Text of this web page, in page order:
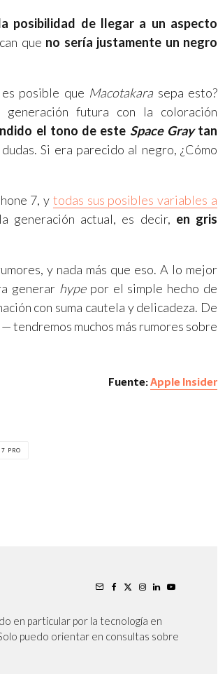
posibilidad de llegar a un aspecto
que no sería justamente un negro
posible que Macotakara sepa esto?
futura con la coloración
el tono de este Space Graytan
Si era parecido al negro, ¿Cómo
7, y todas sus posibles variables a
generación actual, es decir, en gris
y nada más que eso. A lo mejor
generar hypepor el simple hecho de
con suma cautela y delicadeza. De
tendremos muchos más rumores sobre
Fuente:Apple Insider
PRO
en particular por la tecnología en
puedo orientar en consultas sobre